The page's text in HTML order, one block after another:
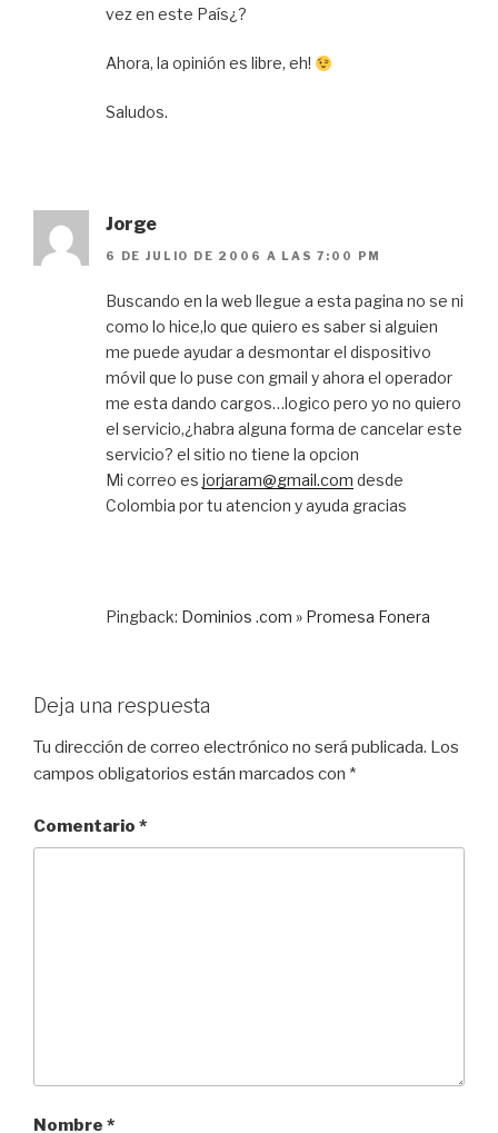
vez en este País¿?
Ahora, la opinión es libre, eh!
Saludos.
Jorge
6 DE JULIO DE 2006 A LAS 7:00 PM
Buscando en la web llegue a esta pagina no se ni
como lo hice,lo que quiero es saber si alguien
me puede ayudar a desmontar el dispositivo
móvil que lo puse con gmail y ahora el operador
me esta dando cargos…logico pero yo no quiero
el servicio,¿habra alguna forma de cancelar este
servicio? el sitio no tiene la opcion
Mi correo es jorjaram@gmail.com desde
Colombia por tu atencion y ayuda gracias
Pingback: Dominios .com » Promesa Fonera
Deja una respuesta
Tu dirección de correo electrónico no será publicada. Los
campos obligatorios están marcados con *
Comentario *
Nombre *